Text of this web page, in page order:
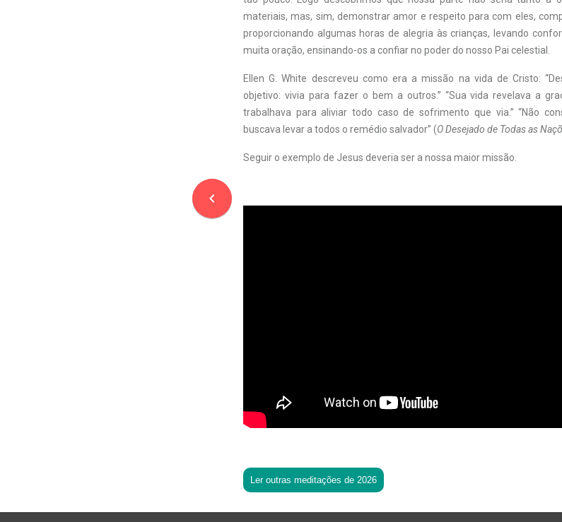
navigate_before
materiais, mas, sim, demonstrar amor e respeito para com eles,
proporcionando algumas horas de alegria às crianças, levando
muita oração, ensinando-os a confiar no poder do nosso Pai celestial.
Ellen G. White descreveu como era a missão na vida de Cristo:
objetivo: vivia para fazer o bem a outros.” “Sua vida revelava a
trabalhava para aliviar todo caso de sofrimento que via.” “Não
buscava levar a todos o remédio salvador” (O Desejado de Todas as
Seguir o exemplo de Jesus deveria ser a nossa maior missão.
Ler outras meditações de 2026